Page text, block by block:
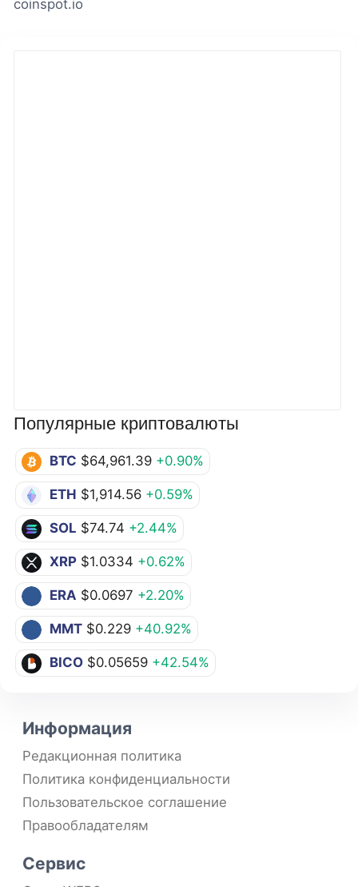
Популярные криптовалюты
BTC $64,961.39 +0.90%
ETH $1,914.56 +0.59%
SOL $74.74 +2.44%
XRP $1.0334 +0.62%
ERA $0.0697 +2.20%
MMT $0.229 +40.92%
BICO $0.05659 +42.54%
coinspot.io
Информация
Редакционная политика
Политика конфиденциальности
Пользовательское соглашение
Правообладателям
Сервис